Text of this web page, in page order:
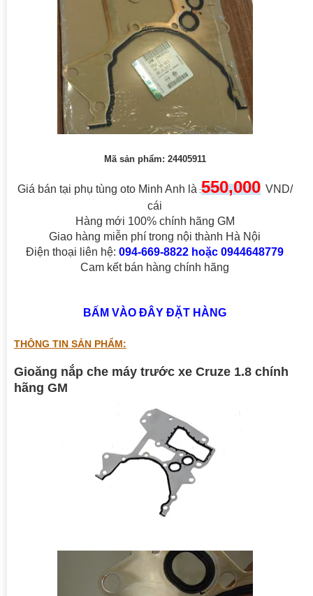
Mã sản phẩm: 24405911
Giá bán tại phụ tùng oto Minh Anh là:550,000 VND/
cái
Hàng mới 100% chính hãng GM
Giao hàng miễn phí trong nội thành Hà Nội
Điện thoại liên hệ:094-669-8822 hoặc 0944648779
Cam kết bán hàng chính hãng
BẤM VÀO ĐÂY ĐẶT HÀNG
THÔNG TIN SẢN PHẨM:
Gioăng nắp che máy trước xe Cruze 1.8 chính
hãng GM